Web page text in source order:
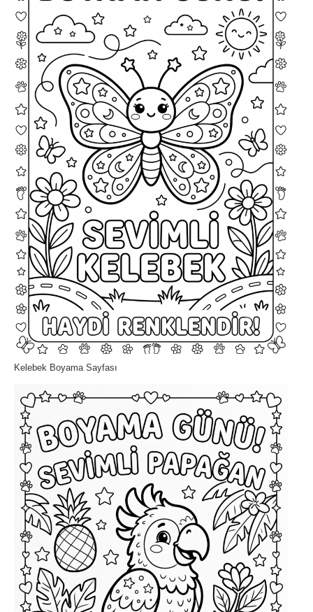
Kelebek Boyama Sayfası